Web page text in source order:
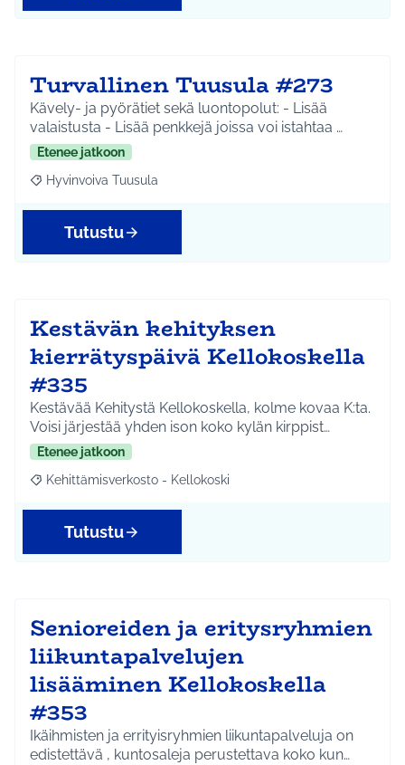
Turvallinen Tuusula #273
Kävely- ja pyörätiet sekä luontopolut: - Lisää
valaistusta - Lisää penkkejä joissa voi istahtaa …
Etenee jatkoon
Rajaa tulokset aihepiirin mukaan: Hyvinvoiva Tuusula
Hyvinvoiva Tuusula
Tutustu
Kestävän kehityksen
kierrätyspäivä Kellokoskella
#335
Kestävää Kehitystä Kellokoskella, kolme kovaa K:ta.
Voisi järjestää yhden ison koko kylän kirppist…
Etenee jatkoon
Rajaa tulokset aihepiirin mukaan: Kehittämisverkosto -
Kehittämisverkosto - Kellokoski
Tutustu
Senioreiden ja eritysryhmien
liikuntapalvelujen
lisääminen Kellokoskella
#353
Ikäihmisten ja errityisryhmien liikuntapalveluja on
edistettävä , kuntosaleja perustettava koko kun…